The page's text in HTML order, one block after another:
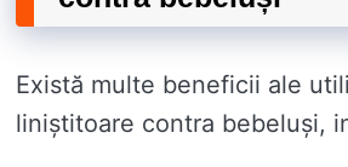
Există multe beneficii ale
liniștitoare contra bebeluși,